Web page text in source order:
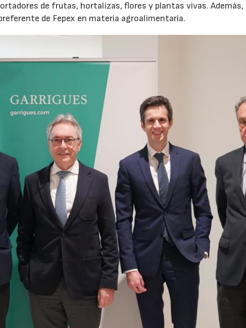
de frutas, hortalizas, flores y plantas vivas. Además,
de Fepex en materia agroalimentaria.